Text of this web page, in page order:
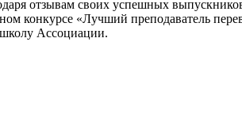
отзывам своих успешных
конкурсе «Лучший преподаватель
школу Ассоциации.